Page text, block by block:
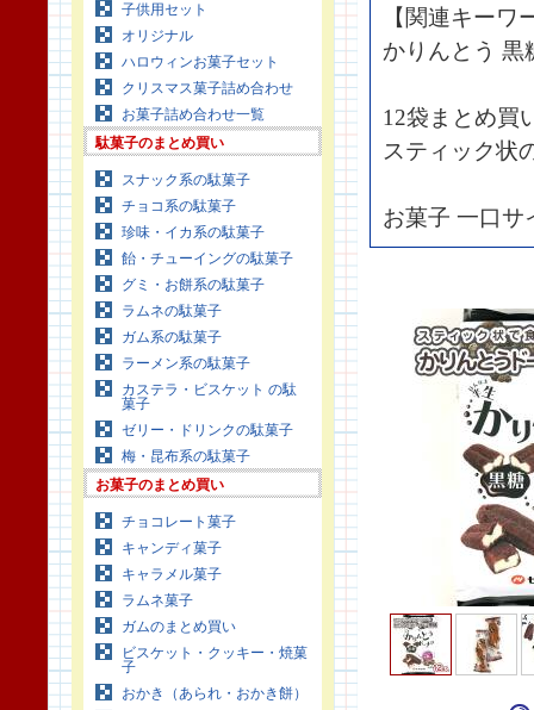
子供用セット
オリジナル
ハロウィンお菓子セット
クリスマス菓子詰め合わせ
お菓子詰め合わせ一覧
駄菓子のまとめ買い
スナック系の駄菓子
チョコ系の駄菓子
珍味・イカ系の駄菓子
飴・チューイングの駄菓子
グミ・お餅系の駄菓子
ラムネの駄菓子
ガム系の駄菓子
ラーメン系の駄菓子
カステラ・ビスケット の駄
菓子
ゼリー・ドリンクの駄菓子
梅・昆布系の駄菓子
お菓子のまとめ買い
チョコレート菓子
キャンディ菓子
キャラメル菓子
ラムネ菓子
ガムのまとめ買い
ビスケット・クッキー・焼菓
子
おかき（あられ・おかき餅）
【関連キーワ
かりんとう 黒
12袋まとめ買
スティック状
お菓子 一口サ